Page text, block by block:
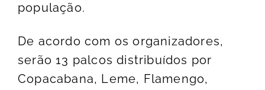
população.
De acordo com os organizadores,
serão 13 palcos distribuídos por
Copacabana, Leme, Flamengo,